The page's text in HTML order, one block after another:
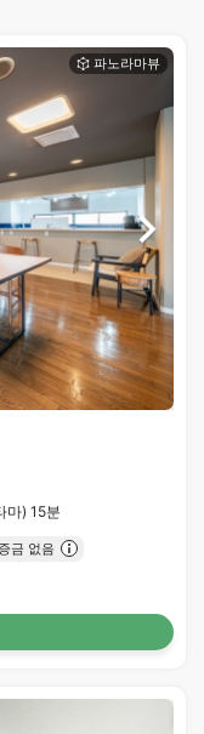
마) 15분
금 없음